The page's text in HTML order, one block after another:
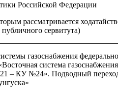
Российской Федерации
рассматривается
сервитута)
газоснабжения
система
– КУ №24». Подводный переход